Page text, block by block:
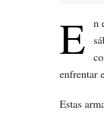
E
n
enfrentar
Estas